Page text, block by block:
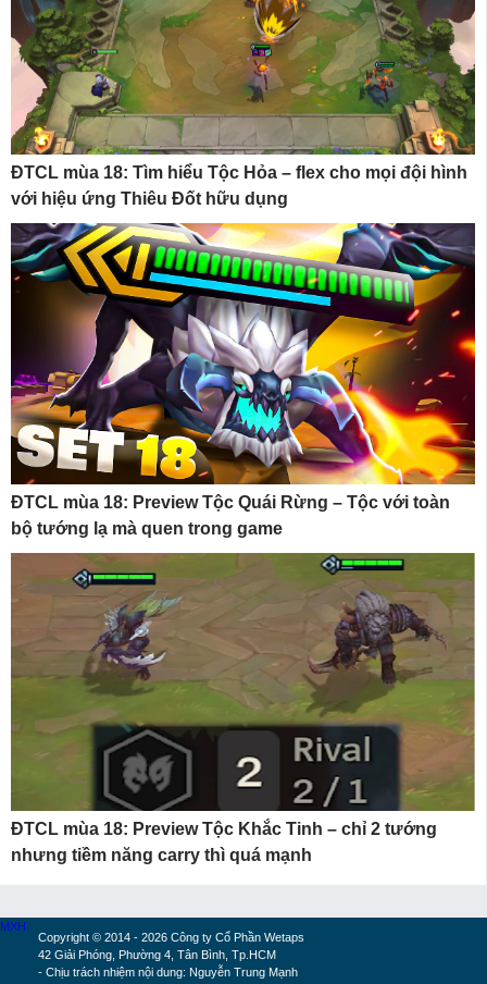
ĐTCL mùa 18: Tìm hiểu Tộc Hỏa – flex cho mọi đội hình
với hiệu ứng Thiêu Đốt hữu dụng
ĐTCL mùa 18: Preview Tộc Quái Rừng – Tộc với toàn
bộ tướng lạ mà quen trong game
ĐTCL mùa 18: Preview Tộc Khắc Tinh – chỉ 2 tướng
nhưng tiềm năng carry thì quá mạnh
Copyright © 2014 - 2026 Công ty Cổ Phần Wetaps
42 Giải Phóng, Phường 4, Tân Bình, Tp.HCM
- Chịu trách nhiệm nội dung: Nguyễn Trung Mạnh
MXH